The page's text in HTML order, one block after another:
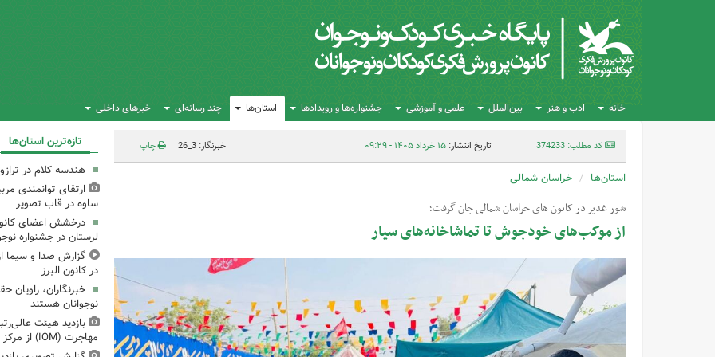
خانه ادب و هنر بین‌الملل علمی و آموزشی جشنواره‌ها و رویدادها استان‌ها چند رسانه‌ای خبرهای داخلی
کد مطلب: 374233 تاریخ انتشار:۱۵ خرداد ۱۴۰۵ - ۰۹:۲۹ خبرنگار: 3_26 چاپ
استان‌ها خراسان شمالی
شور غدیر در کانون های خراسان شمالی جان گرفت؛
از موکب‌های خودجوش تا تماشاخانه‌های سیار
تازه‌ترین استان‌ها
هندسه کلام در
ارتقای توانمندی
ساوه در قاب تصویر
درخشش اعضای
لرستان در جشنواره
گزارش صدا و سیما
در کانون البرز
خبرنگاران،
نوجوانان هستند
بازدید هیئت
مهاجرت (IOM) از مرکز فرهنگی شماره ۳ مشهد